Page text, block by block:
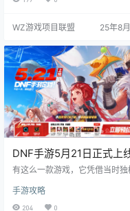
步啥也别管，先整10个角色升到
不到3万刷深渊或者帝国实验室
图搬炭推荐落兰深处一个角色产
交易碳10~15个。 白图搬砖收
低，重点还是发电厂翻摩沙石每
换7800泰拉，…
WZ游戏项目联盟 25年8
DNF手游5月21日正式上
DNF手游开服攻略
有这么一款游戏，它凭借当时独
类游戏中脱颖而出，上线首个周
庆就达成800万玩家同时在线的
手游攻略
204 0